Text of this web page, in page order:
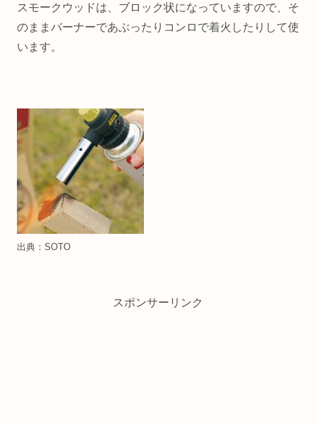
スモークウッドは、ブロック状になっていますので、そ
のままバーナーであぶったりコンロで着火したりして使
います。
出典：SOTO
スポンサーリンク